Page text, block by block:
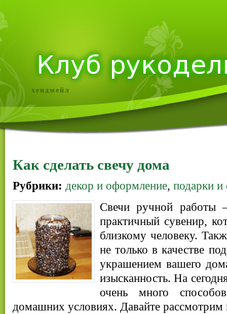
хендмейл
Как сделать свечу дома
Рубрики: декор и оформление, подарки и
Свечи ручной работы
практичный сувенир,
близкому человеку.
не только в качестве
украшением вашего
изысканность. На
очень много
домашних условиях. Давайте рассмотрим